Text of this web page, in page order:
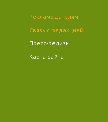
Рекламодателям
Связь с редакцией
Пресс-релизы
Карта сайта